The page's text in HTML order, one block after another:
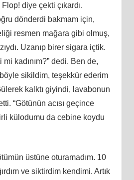
diye çekti çıkardı.
ru dönderdi bakmam için,
resmen mağara gibi olmuş,
Uzanıp birer sigara içtik.
kadınım?” dedi. Ben de,
sikildim, teşekkür ederim
kalktı giyindi, lavabonun
“Götünün acısı geçince
külodumu da cebine koydu
üstüne oturamadım. 10
ve siktirdim kendimi. Artık